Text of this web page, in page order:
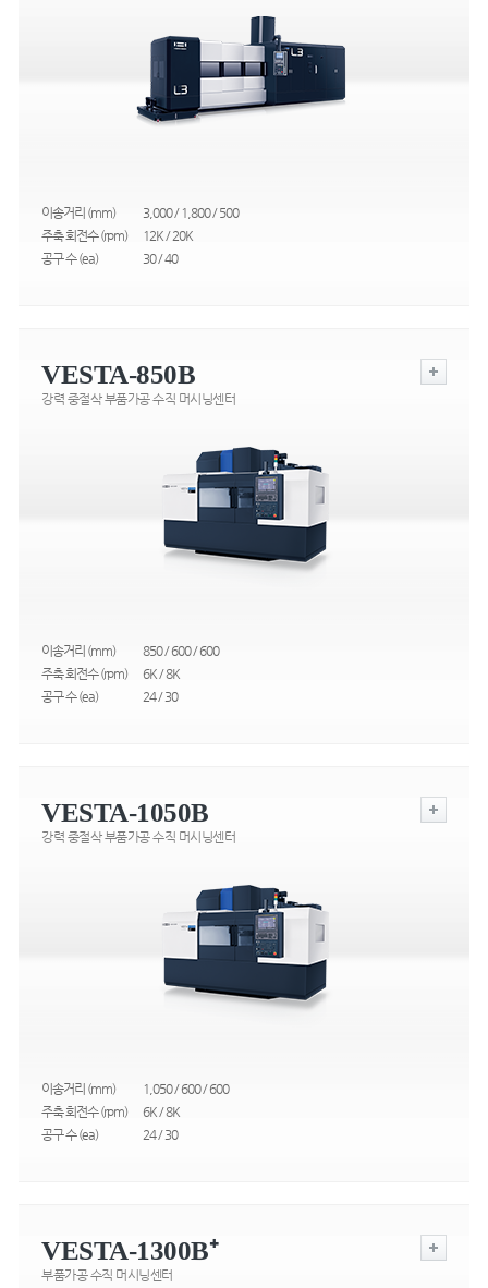
이송거리 (mm)
3,000 / 1,800 / 500
주축 회전수 (rpm)
12K / 20K
공구 수 (ea)
30 / 40
VESTA-850B
강력 중절삭 부품가공 수직 머시닝센터
이송거리 (mm)
850 / 600 / 600
주축 회전수 (rpm)
6K / 8K
공구 수 (ea)
24 / 30
VESTA-1050B
강력 중절삭 부품가공 수직 머시닝센터
이송거리 (mm)
1,050 / 600 / 600
주축 회전수 (rpm)
6K / 8K
공구 수 (ea)
24 / 30
VESTA-1300B⁺
부품가공 수직 머시닝센터